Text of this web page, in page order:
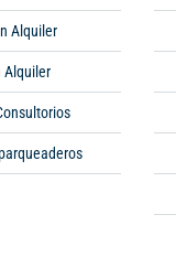
Alquiler
Alquiler